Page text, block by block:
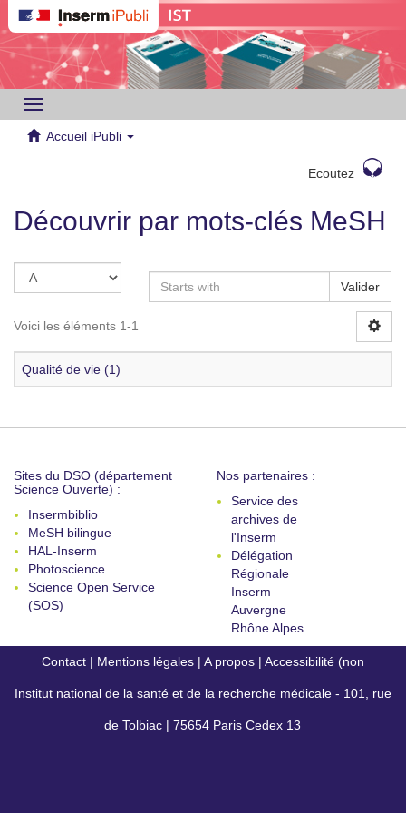
Toggle
navigation
Accueil iPubli
Ecoutez
Découvrir par mots-clés MeSH
Valider
Voici les éléments 1-1
Qualité de vie (1)
Sites du DSO (département
Science Ouverte) :
Insermbiblio
MeSH bilingue
HAL-Inserm
Photoscience
Science Open Service
(SOS)
Nos partenaires :
Service des
archives de
l'Inserm
Délégation
Régionale
Inserm
Auvergne
Rhône Alpes
Contact | Mentions légales | A propos | Accessibilité (non
conforme)
Institut national de la santé et de la recherche médicale - 101, rue
de Tolbiac | 75654 Paris Cedex 13